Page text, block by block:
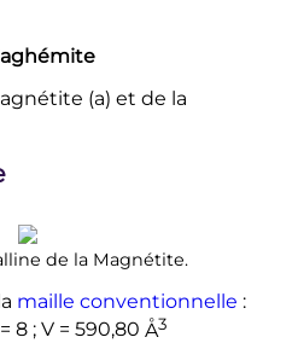
de la Magnétite.
maille conventionnelle :
8 ; V = 590,80 Å3